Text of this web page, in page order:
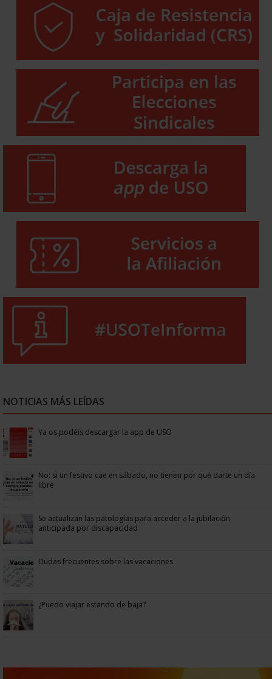
NOTICIAS MÁS LEÍDAS
Ya os podéis descargar la app de USO
No: si un festivo cae en sábado, no tienen por qué darte un día
libre
Se actualizan las patologías para acceder a la jubilación
anticipada por discapacidad
Dudas frecuentes sobre las vacaciones
¿Puedo viajar estando de baja?